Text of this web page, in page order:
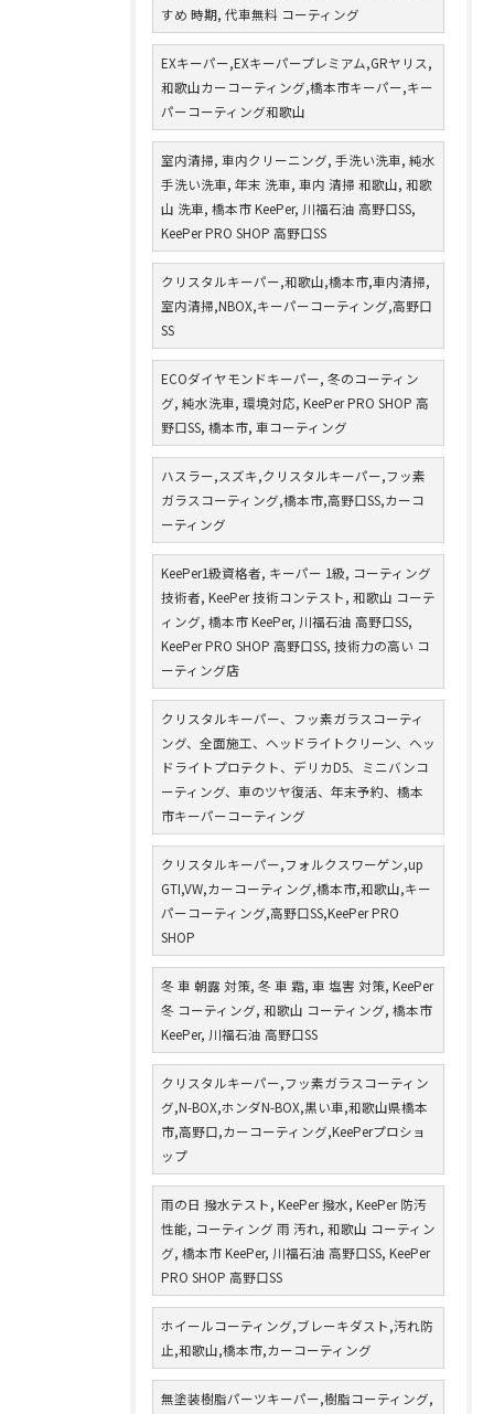
すめ 時期, 代車無料 コーティング
EXキーパー,EXキーパープレミアム,GRヤリス,
和歌山カーコーティング,橋本市キーパー,キー
パーコーティング和歌山
室内清掃, 車内クリーニング, 手洗い洗車, 純水
手洗い洗車, 年末 洗車, 車内 清掃 和歌山, 和歌
山 洗車, 橋本市 KeePer, 川福石油 高野口SS,
KeePer PRO SHOP 高野口SS
クリスタルキーパー,和歌山,橋本市,車内清掃,
室内清掃,NBOX,キーパーコーティング,高野口
SS
ECOダイヤモンドキーパー, 冬のコーティン
グ, 純水洗車, 環境対応, KeePer PRO SHOP 高
野口SS, 橋本市, 車コーティング
ハスラー,スズキ,クリスタルキーパー,フッ素
ガラスコーティング,橋本市,高野口SS,カーコ
ーティング
KeePer1級資格者, キーパー 1級, コーティング
技術者, KeePer 技術コンテスト, 和歌山 コーテ
ィング, 橋本市 KeePer, 川福石油 高野口SS,
KeePer PRO SHOP 高野口SS, 技術力の高い コ
ーティング店
クリスタルキーパー、フッ素ガラスコーティ
ング、全面施工、ヘッドライトクリーン、ヘッ
ドライトプロテクト、デリカD5、ミニバンコ
ーティング、車のツヤ復活、年末予約、橋本
市キーパーコーティング
クリスタルキーパー,フォルクスワーゲン,up
GTI,VW,カーコーティング,橋本市,和歌山,キー
パーコーティング,高野口SS,KeePer PRO
SHOP
冬 車 朝露 対策, 冬 車 霜, 車 塩害 対策, KeePer
冬 コーティング, 和歌山 コーティング, 橋本市
KeePer, 川福石油 高野口SS
クリスタルキーパー,フッ素ガラスコーティン
グ,N-BOX,ホンダN-BOX,黒い車,和歌山県橋本
市,高野口,カーコーティング,KeePerプロショ
ップ
雨の日 撥水テスト, KeePer 撥水, KeePer 防汚
性能, コーティング 雨 汚れ, 和歌山 コーティン
グ, 橋本市 KeePer, 川福石油 高野口SS, KeePer
PRO SHOP 高野口SS
ホイールコーティング,ブレーキダスト,汚れ防
止,和歌山,橋本市,カーコーティング
無塗装樹脂パーツキーパー,樹脂コーティング,